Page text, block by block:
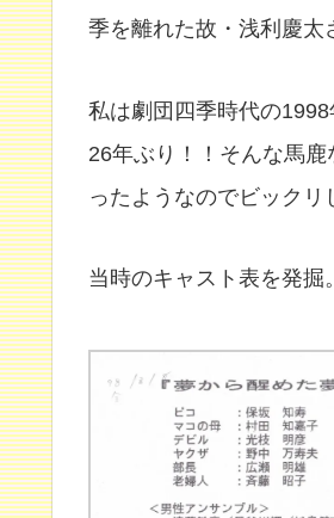
季を離れた故・浅利慶太
私は劇団四季時代の
26年ぶり！！そんな馬
ったようなのでビックリ
当時のキャスト表を発掘。